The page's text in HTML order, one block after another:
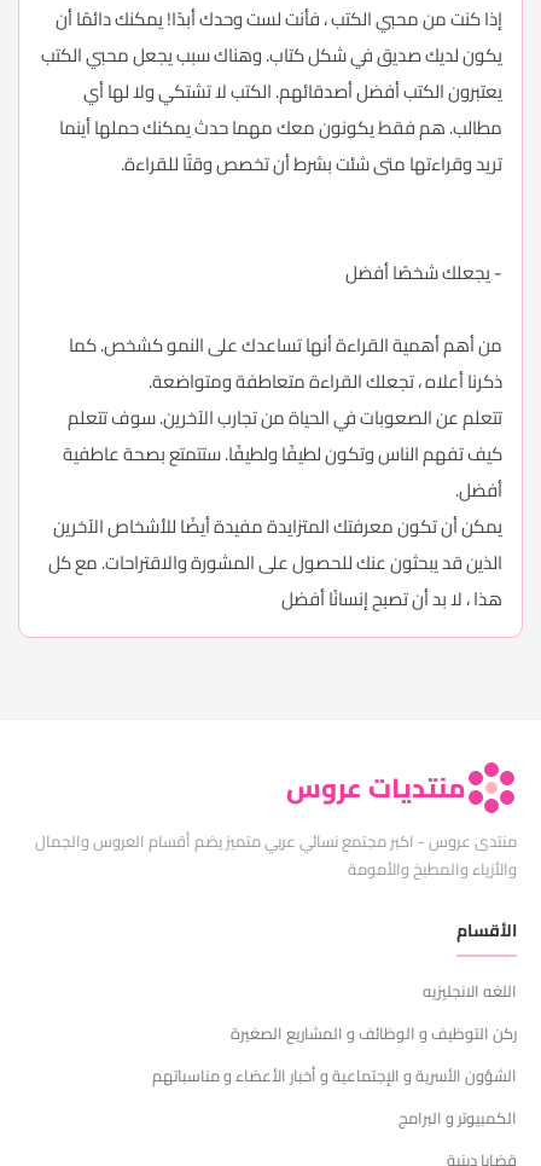
إذا كنت من محبي الكتب ، فأنت لست وحدك أبدًا! يمكنك دائمًا أن
يكون لديك صديق في شكل كتاب. وهناك سبب يجعل محبي الكتب
يعتبرون الكتب أفضل أصدقائهم. الكتب لا تشتكي ولا لها أي
مطالب. هم فقط يكونون معك مهما حدث يمكنك حملها أينما
تريد وقراءتها متى شئت بشرط أن تخصص وقتًا للقراءة.
- يجعلك شخصًا أفضل
من أهم أهمية القراءة أنها تساعدك على النمو كشخص. كما
ذكرنا أعلاه ، تجعلك القراءة متعاطفة ومتواضعة.
تتعلم عن الصعوبات في الحياة من تجارب الآخرين. سوف تتعلم
كيف تفهم الناس وتكون لطيفًا ولطيفًا. ستتمتع بصحة عاطفية
أفضل.
يمكن أن تكون معرفتك المتزايدة مفيدة أيضًا للأشخاص الآخرين
الذين قد يبحثون عنك للحصول على المشورة والاقتراحات. مع كل
هذا ، لا بد أن تصبح إنسانًا أفضل
منتديات عروس
منتدى عروس - اكبر مجتمع نسائي عربي متميز يضم أقسام العروس والجمال
والأزياء والمطبخ والأمومة
الأقسام
اللغه الانجليزيه
ركن التوظيف و الوظائف و المشاريع الصغيرة
الشؤون الأسرية و الإجتماعية و أخبار الأعضاء و مناسباتهم
الكمبيوتر و البرامج
قضايا دينية